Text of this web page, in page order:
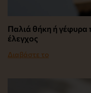
Παλιά θήκη ή γέφυρα
έλεγχος
Διαβάστε το